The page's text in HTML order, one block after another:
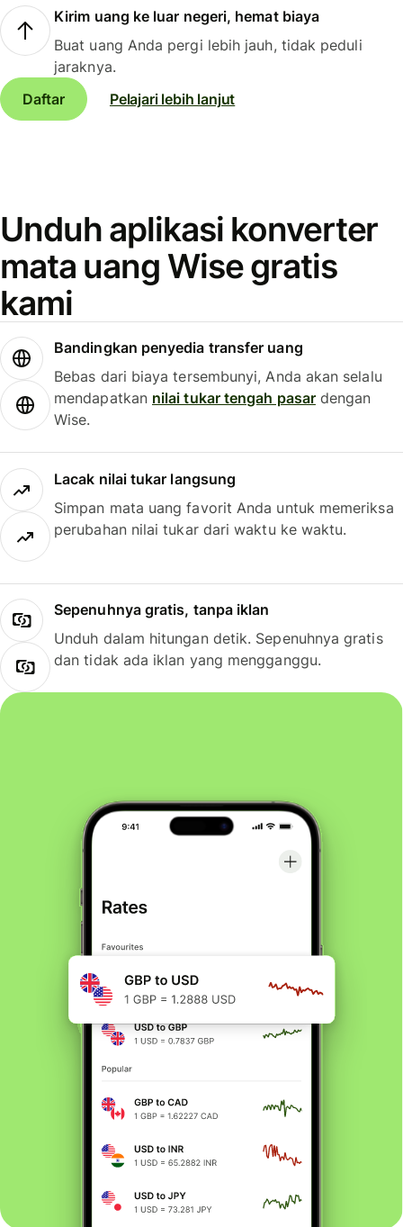
Kirim uang ke luar negeri, hemat biaya
Buat uang Anda pergi lebih jauh, tidak peduli
jaraknya.
Daftar
Pelajari lebih lanjut
Unduh aplikasi konverter
mata uang Wise gratis
kami
Bandingkan penyedia transfer uang
Bebas dari biaya tersembunyi, Anda akan selalu
mendapatkan nilai tukar tengah pasardengan
Wise.
Lacak nilai tukar langsung
Simpan mata uang favorit Anda untuk memeriksa
perubahan nilai tukar dari waktu ke waktu.
Sepenuhnya gratis, tanpa iklan
Unduh dalam hitungan detik. Sepenuhnya gratis
dan tidak ada iklan yang mengganggu.